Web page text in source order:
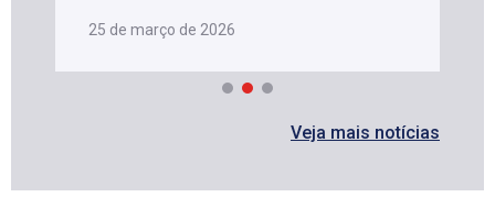
25 de março de 2026
Veja mais notícias